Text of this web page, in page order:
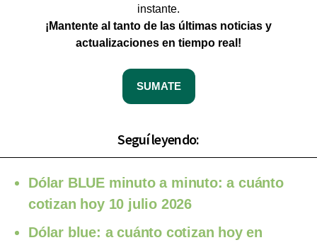
instante.
¡Mantente al tanto de las últimas noticias y
actualizaciones en tiempo real!
SUMATE
Seguí leyendo:
Dólar BLUE minuto a minuto: a cuánto
cotizan hoy 10 julio 2026
Dólar blue: a cuánto cotizan hoy en